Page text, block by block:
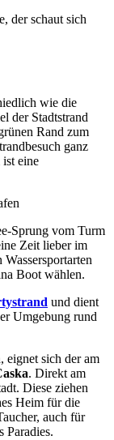
der schaut sich
wie die
der Stadtstrand
Rand zum
ganz
eine
Sprung vom Turm
Zeit lieber im
Boot wählen.
und dient
Umgebung rund
eignet sich der am
. Direkt am
Diese ziehen
Heim für die
auch für
Paradies.